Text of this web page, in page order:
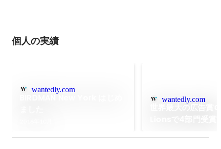
個人の実績
wantedly.com
wantedly.com